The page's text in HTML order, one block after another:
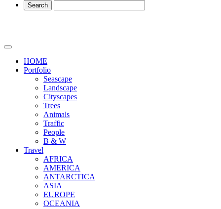
HOME
Portfolio
Seascape
Landscape
Cityscapes
Trees
Animals
Traffic
People
B & W
Travel
AFRICA
AMERICA
ANTARCTICA
ASIA
EUROPE
OCEANIA